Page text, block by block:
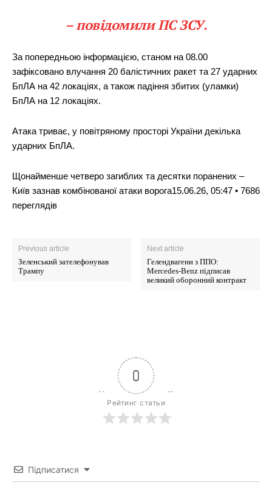
– повідомили ПС ЗСУ.
За попередньою інформацією, станом на 08.00
зафіксовано влучання 20 балістичних ракет та 27 ударних
БпЛА на 42 локаціях, а також падіння збитих (уламки)
БпЛА на 12 локаціях.
Атака триває, у повітряному просторі України декілька
ударних БпЛА.
Щонайменше четверо загиблих та десятки поранених –
Київ зазнав комбінованої атаки ворога15.06.26, 05:47 • 7686
переглядiв
Previous article
Зеленський зателефонував
Трампу
Next article
Гелендвагени з ППО:
Mercedes-Benz підписав
великий оборонний контракт
0
Рейтинг статьи
Підписатися